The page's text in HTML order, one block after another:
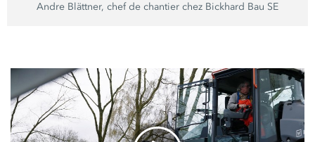
Andre Blättner, chef de chantier chez Bickhard Bau SE